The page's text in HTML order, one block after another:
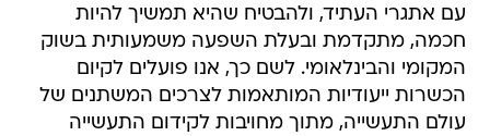
עם אתגרי העתיד, ולהבטיח שהיא תמשיך להיות
חכמה, מתקדמת ובעלת השפעה משמעותית בשוק
המקומי והבינלאומי. לשם כך, אנו פועלים לקיום
הכשרות ייעודיות המותאמות לצרכים המשתנים של
עולם התעשייה, מתוך מחויבות לקידום התעשייה